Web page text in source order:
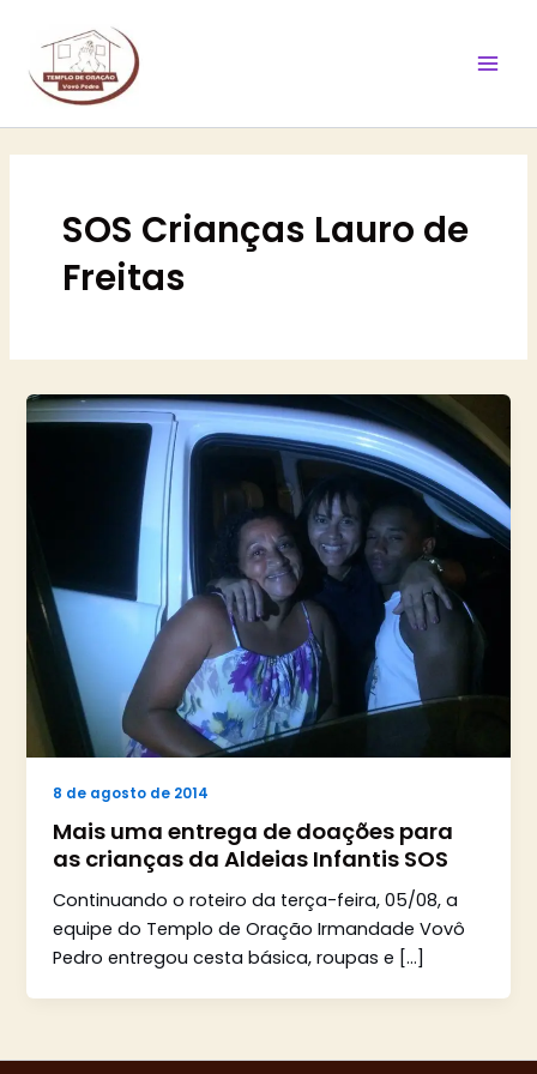
conteúdo
SOS Crianças Lauro de
Freitas
8 de agosto de 2014
Mais uma entrega de doações para
as crianças da Aldeias Infantis SOS
Continuando o roteiro da terça-feira, 05/08, a
equipe do Templo de Oração Irmandade Vovô
Pedro entregou cesta básica, roupas e […]